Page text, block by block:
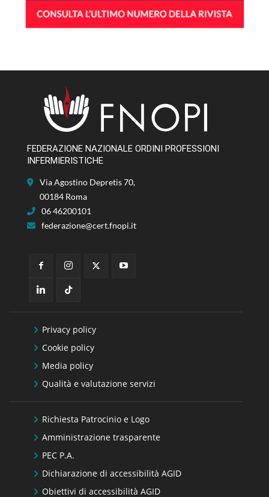
FEDERAZIONE NAZIONALE ORDINI PROFESSIONI
INFERMIERISTICHE
Via Agostino Depretis 70,
00184 Roma
06 46200101
federazione@cert.fnopi.it
Privacy policy
Cookie policy
Media policy
Qualità e valutazione servizi
Richiesta Patrocinio e Logo
Amministrazione trasparente
PEC P.A.
Dichiarazione di accessibilità AGID
Obiettivi di accessibilità AGID